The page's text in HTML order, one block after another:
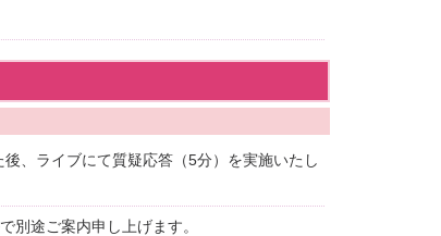
、ライブにて質疑応答（5分）を実施いたし
別途ご案内申し上げます。